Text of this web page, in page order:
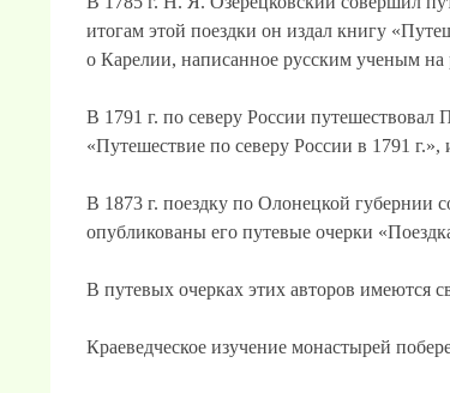
итогам этой поездки он издал книгу
о Карелии, написанное русским ученым на
В 1791 г. по северу России
«Путешествие по северу России в 1791 г.»,
В 1873 г. поездку по Олонецкой губернии
опубликованы его путевые очерки
В путевых очерках этих авторов имеются
Краеведческое изучение монастырей